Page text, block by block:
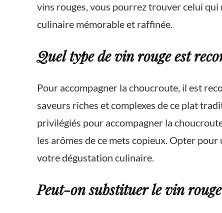
vins rouges, vous pourrez trouver celui
culinaire mémorable et raffinée.
Quel type de vin rouge est
Pour accompagner la choucroute, il est
saveurs riches et complexes de ce plat
privilégiés pour accompagner la
les arômes de ce mets copieux. Opter
votre dégustation culinaire.
Peut-on substituer le vin